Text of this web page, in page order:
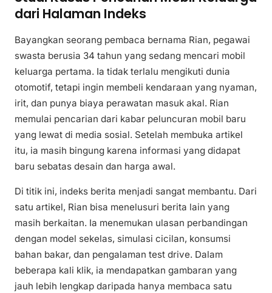
dari Halaman Indeks
Bayangkan seorang pembaca bernama Rian, pegawai
swasta berusia 34 tahun yang sedang mencari mobil
keluarga pertama. Ia tidak terlalu mengikuti dunia
otomotif, tetapi ingin membeli kendaraan yang nyaman,
irit, dan punya biaya perawatan masuk akal. Rian
memulai pencarian dari kabar peluncuran mobil baru
yang lewat di media sosial. Setelah membuka artikel
itu, ia masih bingung karena informasi yang didapat
baru sebatas desain dan harga awal.
Di titik ini, indeks berita menjadi sangat membantu. Dari
satu artikel, Rian bisa menelusuri berita lain yang
masih berkaitan. Ia menemukan ulasan perbandingan
dengan model sekelas, simulasi cicilan, konsumsi
bahan bakar, dan pengalaman test drive. Dalam
beberapa kali klik, ia mendapatkan gambaran yang
jauh lebih lengkap daripada hanya membaca satu